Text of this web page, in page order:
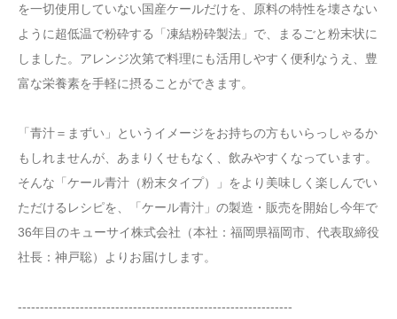
を一切使用していない国産ケールだけを、原料の特性を壊さない
ように超低温で粉砕する「凍結粉砕製法」で、まるごと粉末状に
しました。アレンジ次第で料理にも活用しやすく便利なうえ、豊
富な栄養素を手軽に摂ることができます。
「青汁＝まずい」というイメージをお持ちの方もいらっしゃるか
もしれませんが、あまりくせもなく、飲みやすくなっています。
そんな「ケール青汁（粉末タイプ）」をより美味しく楽しんでい
ただけるレシピを、「ケール青汁」の製造・販売を開始し今年で
36年目のキューサイ株式会社（本社：福岡県福岡市、代表取締役
社長：神戸聡）よりお届けします。
--------------------------------------------------------------